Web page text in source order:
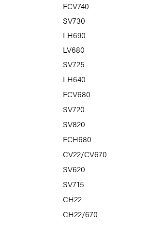
FCV740
SV730
LH690
LV680
SV725
LH640
ECV680
SV720
SV820
ECH680
CV22/CV670
SV620
SV715
CH22
CH22/670